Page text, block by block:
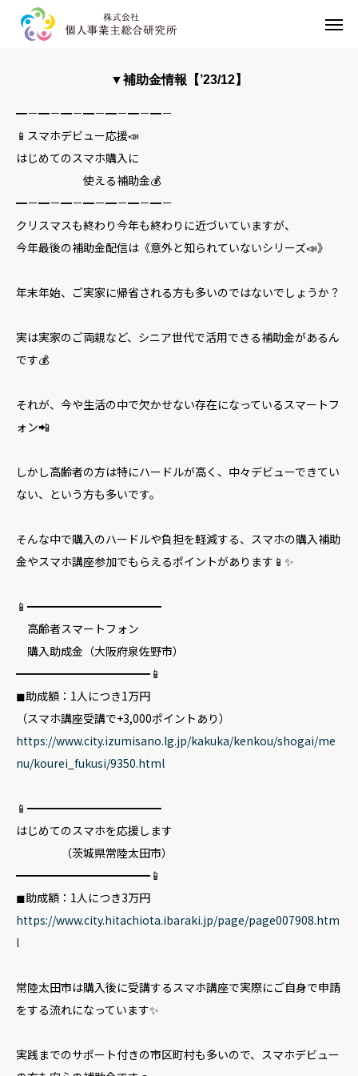
▼補助金情報【’23/12】
━－━－━－━－━－━－━－
📱スマホデビュー応援📣
はじめてのスマホ購入に
使える補助金💰
━－━－━－━－━－━－━－
クリスマスも終わり今年も終わりに近づいていますが、
今年最後の補助金配信は《意外と知られていないシリーズ📣》
年末年始、ご実家に帰省される方も多いのではないでしょうか？
実は実家のご両親など、シニア世代で活用できる補助金があるん
です💰
それが、今や生活の中で欠かせない存在になっているスマートフ
ォン📲
しかし高齢者の方は特にハードルが高く、中々デビューできてい
ない、という方も多いです。
そんな中で購入のハードルや負担を軽減する、スマホの購入補助
金やスマホ講座参加でもらえるポイントがあります📱✨
📱━━━━━━━━━━━━
高齢者スマートフォン
購入助成金（大阪府泉佐野市）
━━━━━━━━━━━━📱
◼助成額：1人につき1万円
（スマホ講座受講で+3,000ポイントあり）
https://www.city.izumisano.lg.jp/kakuka/kenkou/shogai/me
nu/kourei_fukusi/9350.html
📱━━━━━━━━━━━━
はじめてのスマホを応援します
（茨城県常陸太田市）
━━━━━━━━━━━━📱
◼助成額：1人につき3万円
https://www.city.hitachiota.ibaraki.jp/page/page007908.htm
l
常陸太田市は購入後に受講するスマホ講座で実際にご自身で申請
をする流れになっています✨
実践までのサポート付きの市区町村も多いので、スマホデビュー
プライバシーポリシー